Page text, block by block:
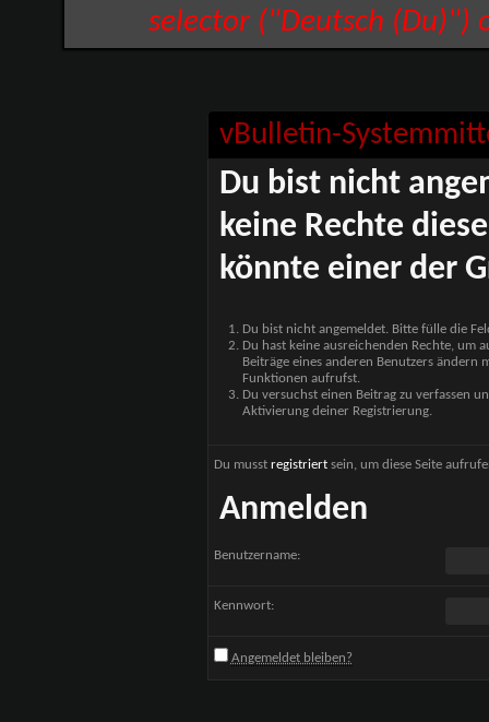
selector ("Deutsch (Du)")
vBulletin-
Du bist nicht
keine Rechte
könnte einer der
Du bist nicht angemeldet. Bitte fülle die
Du hast keine ausreichenden Rechte, um
Beiträge eines anderen Benutzers
Funktionen aufrufst.
Du versuchst einen Beitrag zu verfassen
Aktivierung deiner Registrierung.
Du musst registriertsein, um diese Seite
Anmelden
Benutzername:
Kennwort:
Angemeldet bleiben?